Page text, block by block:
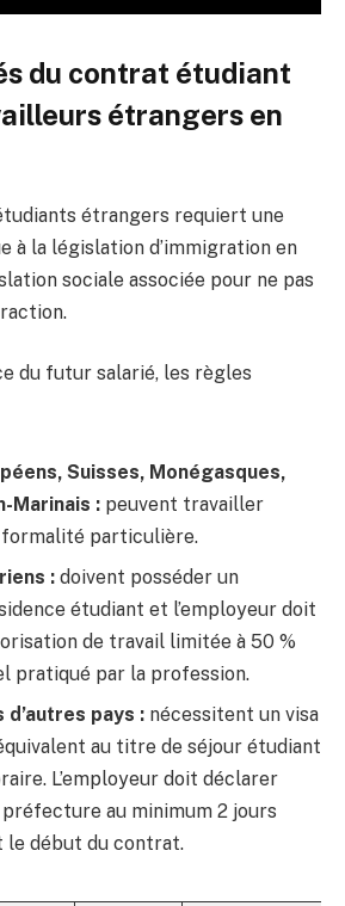
du contrat étudiant
étrangers en
étrangers requiert une
à la législation d’immigration en
sociale associée pour ne pas
du futur salarié, les règles
Suisses, Monégasques,
Marinais : peuvent travailler
particulière.
: doivent posséder un
étudiant et l’employeur doit
de travail limitée à 50 %
pratiqué par la profession.
pays : nécessitent un visa
au titre de séjour étudiant
L’employeur doit déclarer
préfecture au minimum 2 jours
le début du contrat.